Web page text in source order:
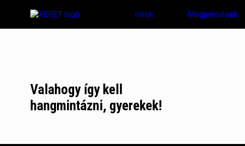
Hírek Megjelenések
Valahogy így kell
hangmintázni, gyerekek!